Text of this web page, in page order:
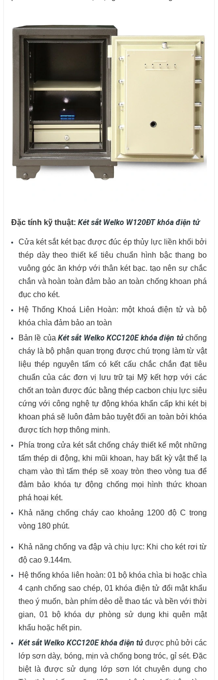
Đặc tính kỹ thuật: Két sắt Welko W120ĐT khóa điện tử
Cửa két sắt két bạc được đúc ép thủy lực liền khối bởi
thép dày theo thiết kế tiêu chuẩn hình bậc thang bo
vuông góc ăn khớp với thân két bạc. tạo nên sự chắc
chắn và hoàn toàn đảm bảo an toàn chống khoan phá
đục cho két.
Hệ Thống Khoá Liên Hoàn: một khoá điện tử và bộ
khóa chìa đảm bảo an toàn
Bản lề của Két sắt Welko KCC120E khóa điện tửchống
cháy là bộ phận quan trọng được chú trọng làm từ vật
liệu thép nguyên tấm có kết cấu chắc chắn đạt tiêu
chuẩn của các đơn vị lưu trữ tại Mỹ kết hợp với các
chốt an toàn được đúc bằng thép cacbon chịu lực siêu
cứng với công nghệ tự động khóa khẩn cấp khi két bị
khoan phá sẽ luôn đảm bảo tuyệt đối an toàn bởi khóa
được tích hợp thông minh.
Phía trong cửa két sắt chống cháy thiết kế một những
tấm thép di động, khi mũi khoan, hay bất kỳ vật thể lạ
chạm vào thì tấm thép sẽ xoay tròn theo vòng tua để
đảm bảo khóa tự động chống mọi hình thức khoan
phá hoại két.
Khả năng chống cháy cao khoảng 1200 độ C trong
vòng 180 phút.
Khả năng chống va đập và chịu lực: Khi cho két rơi từ
độ cao 9.144m.
Hệ thống khóa liên hoàn: 01 bộ khóa chìa bi hoặc chìa
4 cạnh chống sao chép, 01 khóa điện tử đổi mật khẩu
theo ý muốn, bàn phím dẻo dễ thao tác và bền với thời
gian, 01 bộ khóa dự phòng sử dụng khi quên mật
khẩu hoặc hết pin.
Két sắt Welko KCC120E khóa điện tử được phủ bởi các
lớp sơn dày, bóng, mịn và chống bong tróc, gỉ sét. Đặc
biệt là được sử dụng lớp sơn lót chuyên dụng cho